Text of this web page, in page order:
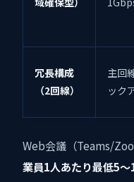
冗長構成
（2回線）
主回
ック
Web会議（Teams/
業員1人あたり最低5